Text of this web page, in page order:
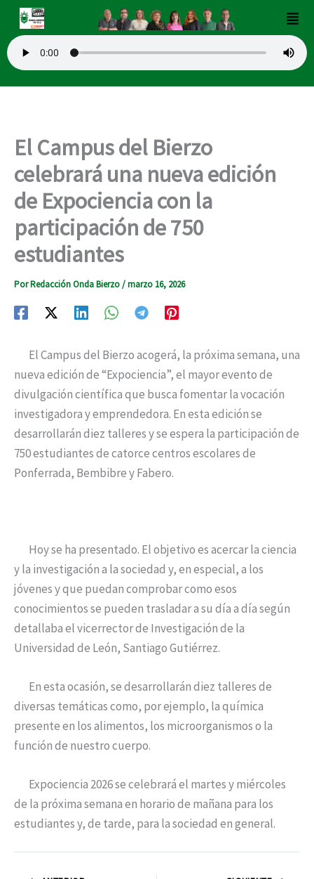
contenido
El Campus del Bierzo
celebrará una nueva edición
de Expociencia con la
participación de 750
estudiantes
PorRedacción Onda Bierzo/marzo 16, 2026
El Campus del Bierzo acogerá, la próxima semana, una
nueva edición de “Expociencia”, el mayor evento de
divulgación científica que busca fomentar la vocación
investigadora y emprendedora. En esta edición se
desarrollarán diez talleres y se espera la participación de
750 estudiantes de catorce centros escolares de
Ponferrada, Bembibre y Fabero.
Hoy se ha presentado. El objetivo es acercar la ciencia
y la investigación a la sociedad y, en especial, a los
jóvenes y que puedan comprobar como esos
conocimientos se pueden trasladar a su día a día según
detallaba el vicerrector de Investigación de la
Universidad de León, Santiago Gutiérrez.
En esta ocasión, se desarrollarán diez talleres de
diversas temáticas como, por ejemplo, la química
presente en los alimentos, los microorganismos o la
función de nuestro cuerpo.
Expociencia 2026 se celebrará el martes y miércoles
de la próxima semana en horario de mañana para los
estudiantes y, de tarde, para la sociedad en general.